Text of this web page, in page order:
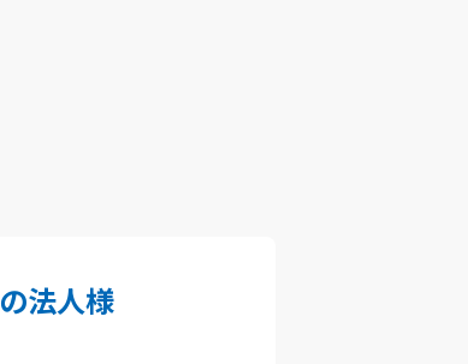
の法人様